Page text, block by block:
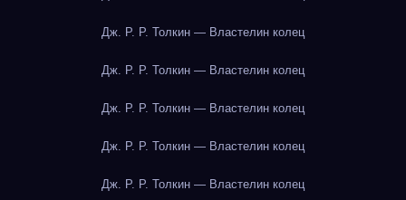
Дж. Р. Р. Толкин — Властелин колец
Дж. Р. Р. Толкин — Властелин колец
Дж. Р. Р. Толкин — Властелин колец
Дж. Р. Р. Толкин — Властелин колец
Дж. Р. Р. Толкин — Властелин колец